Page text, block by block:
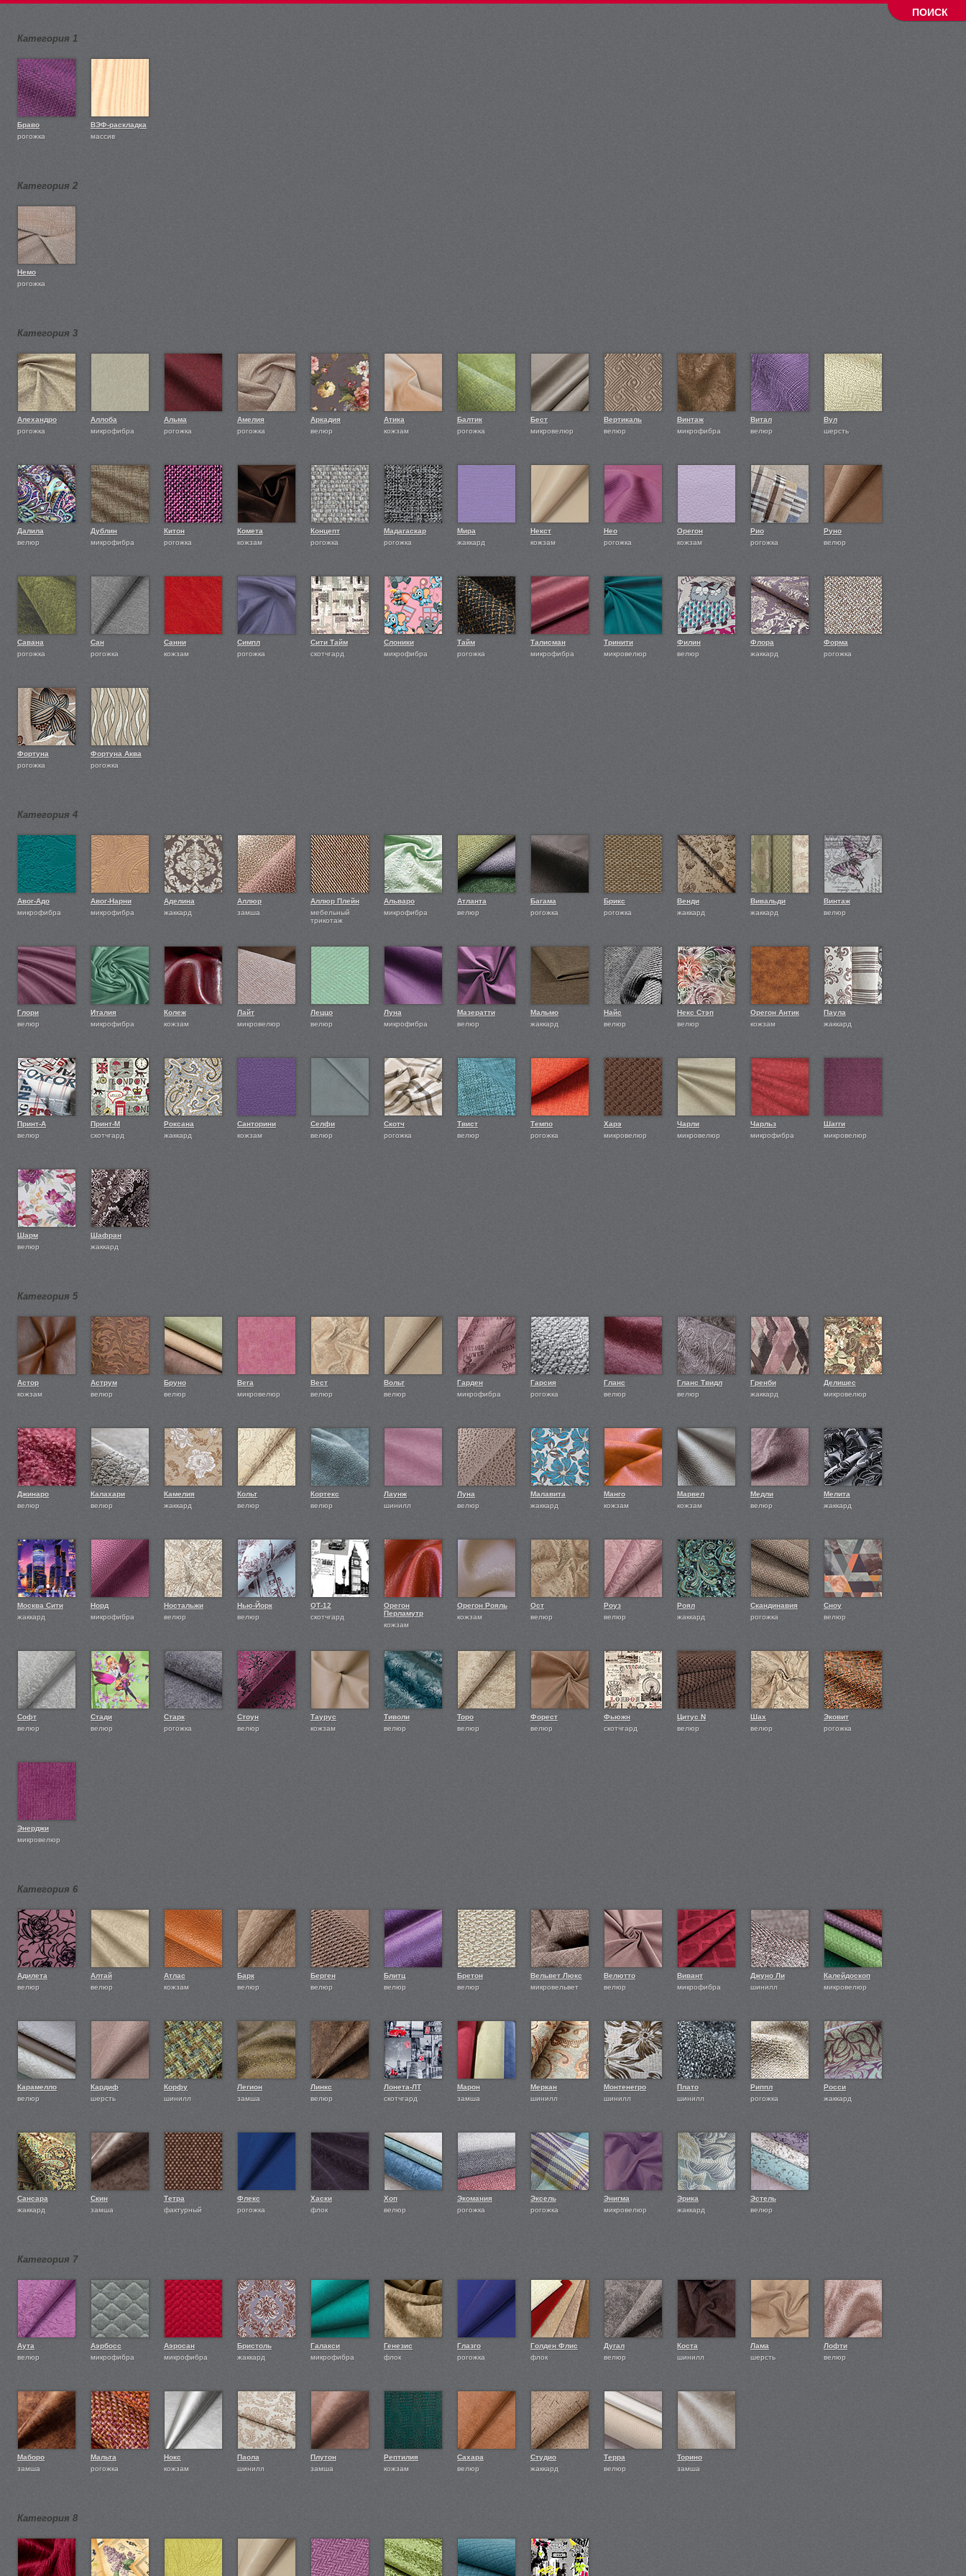
ПОИСК
Категория 1
Браво
рогожка
ВЭФ-раскладка
массив
Категория 2
Немо
рогожка
Категория 3
Алехандро
рогожка
Аллоба
микрофибра
Альма
рогожка
Амелия
рогожка
Аркадия
велюр
Атика
кожзам
Балтик
рогожка
Бест
микровелюр
Вертикаль
велюр
Винтаж
микрофибра
Витал
велюр
Вул
шерсть
Далила
велюр
Дублин
микрофибра
Китон
рогожка
Комета
кожзам
Концепт
рогожка
Мадагаскар
рогожка
Мира
жаккард
Некст
кожзам
Нео
рогожка
Орегон
кожзам
Рио
рогожка
Руно
велюр
Савана
рогожка
Сан
рогожка
Санни
кожзам
Симпл
рогожка
Сити Тайм
скотчгард
Слоники
микрофибра
Тайм
рогожка
Талисман
микрофибра
Тринити
микровелюр
Филин
велюр
Флора
жаккард
Форма
рогожка
Фортуна
рогожка
Фортуна Аква
рогожка
Категория 4
Авог-Адо
микрофибра
Авог-Нарни
микрофибра
Аделина
жаккард
Аллюр
замша
Аллюр Плейн
мебельный
трикотаж
Альваро
микрофибра
Атланта
велюр
Багама
рогожка
Брикс
рогожка
Венди
жаккард
Вивальди
жаккард
Винтаж
велюр
Глори
велюр
Италия
микрофибра
Колеж
кожзам
Лайт
микровелюр
Леццо
велюр
Луна
микрофибра
Мазератти
велюр
Мальмо
жаккард
Найс
велюр
Некс Стэп
велюр
Орегон Антик
кожзам
Паула
жаккард
Принт-А
велюр
Принт-М
скотчгард
Роксана
жаккард
Санторини
кожзам
Селфи
велюр
Скотч
рогожка
Твист
велюр
Темпо
рогожка
Харэ
микровелюр
Чарли
микровелюр
Чарльз
микрофибра
Шагги
микровелюр
Шарм
велюр
Шафран
жаккард
Категория 5
Астор
кожзам
Аструм
велюр
Бруно
велюр
Вега
микровелюр
Вест
велюр
Вольт
велюр
Гарден
микрофибра
Гарсия
рогожка
Гланс
велюр
Гланс Твидл
велюр
Гренби
жаккард
Делишес
микровелюр
Джинаро
велюр
Калахари
велюр
Камелия
жаккард
Кольт
велюр
Кортекс
велюр
Лаунж
шинилл
Луна
велюр
Малавита
жаккард
Манго
кожзам
Марвел
кожзам
Медли
велюр
Мелита
жаккард
Москва Сити
жаккард
Норд
микрофибра
Ностальжи
велюр
Нью-Йорк
велюр
ОТ-12
скотчгард
Орегон
Перламутр
кожзам
Орегон Рояль
кожзам
Ост
велюр
Роуз
велюр
Роял
жаккард
Скандинавия
рогожка
Сноу
велюр
Софт
велюр
Стади
велюр
Старк
рогожка
Стоун
велюр
Таурус
кожзам
Тиволи
велюр
Торо
велюр
Форест
велюр
Фьюжн
скотчгард
Цитус N
велюр
Шах
велюр
Эковит
рогожка
Энерджи
микровелюр
Категория 6
Адилета
велюр
Алтай
велюр
Атлас
кожзам
Барк
велюр
Берген
велюр
Блитц
велюр
Бретон
велюр
Вельвет Люкс
микровельвет
Велютто
велюр
Вивант
микрофибра
Джуно Ли
шинилл
Калейдоскоп
микровелюр
Карамелло
велюр
Кардиф
шерсть
Корфу
шинилл
Легион
замша
Линкс
велюр
Лонета-ЛТ
скотчгард
Марон
замша
Меркан
шинилл
Монтенегро
шинилл
Плато
шинилл
Риппл
рогожка
Росси
жаккард
Сансара
жаккард
Скин
замша
Тетра
фактурный
Флекс
рогожка
Хаски
флок
Хоп
велюр
Экомания
рогожка
Эксель
рогожка
Энигма
микровелюр
Эрика
жаккард
Эстель
велюр
Категория 7
Аута
велюр
Аэрбосс
микрофибра
Аэросан
микрофибра
Бристоль
жаккард
Галакси
микрофибра
Генезис
флок
Глазго
рогожка
Голден Флис
флок
Дугал
велюр
Коста
шинилл
Лама
шерсть
Лофти
велюр
Маборо
замша
Мальта
рогожка
Нокс
кожзам
Паола
шинилл
Плутон
замша
Рептилия
кожзам
Сахара
велюр
Студио
жаккард
Терра
велюр
Торино
замша
Категория 8